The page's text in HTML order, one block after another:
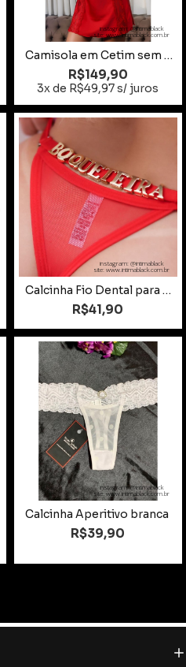
instagram: @intimablack
site: www.intimablack.com.br
Camisola em Cetim sem Bojo Vermelho Tamanho GG
R$149,90
3x de R$49,97 s/ juros
instagram: @intimablack
site: www.intimablack.com.br
Calcinha Fio Dental para Personalizar
R$41,90
instagram: @intimablack
site: www.intimablack.com.br
Calcinha Aperitivo branca
R$39,90